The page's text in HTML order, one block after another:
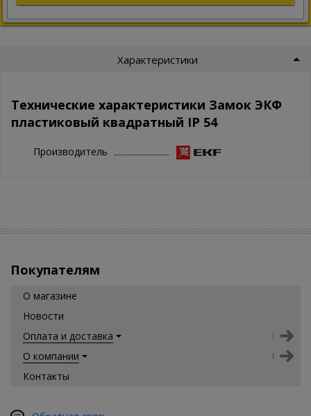
Характеристики
Технические характеристики Замок ЭКФ
пластиковый квадратный IP 54
Производитель
Покупателям
О магазине
Новости
Оплата и доставка
О компании
Контакты